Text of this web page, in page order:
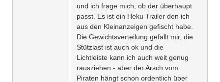
und ich frage mich, ob der überhaupt
passt. Es ist ein Heku Trailer den ich
aus den Kleinanzeigen gefischt habe.
Die Gewichtsverteilung gefällt mir, die
Stützlast ist auch ok und die
Lichtleiste kann ich auch weit genug
rausziehen - aber der Arsch vom
Piraten hängt schon ordentlich über